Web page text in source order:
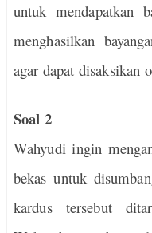
untuk mendapatkan
menghasilkan
agar dapat disaksikan
Soal 2
Wahyudi ingin
bekas untuk
kardus tersebut